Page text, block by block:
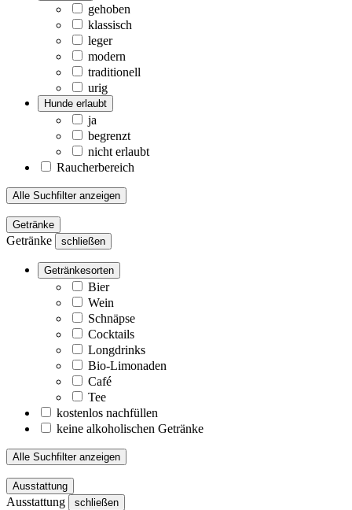
gehoben
klassisch
leger
modern
traditionell
urig
Hunde erlaubt
ja
begrenzt
nicht erlaubt
Raucherbereich
Alle Suchfilter anzeigen
Getränke
Getränke schließen
Getränkesorten
Bier
Wein
Schnäpse
Cocktails
Longdrinks
Bio-Limonaden
Café
Tee
kostenlos nachfüllen
keine alkoholischen Getränke
Alle Suchfilter anzeigen
Ausstattung
Ausstattung schließen